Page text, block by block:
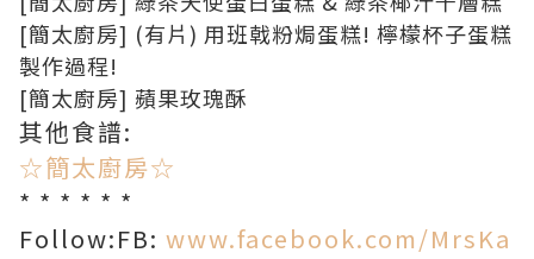
[簡太廚房] (有片) 用班戟粉焗蛋糕! 檸檬杯子蛋糕
製作過程!
[簡太廚房] 蘋果玫瑰酥
其他食譜:
☆簡太廚房☆
* * * * * *
Follow:FB: www.facebook.com/MrsKa